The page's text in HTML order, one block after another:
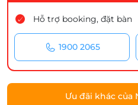
Hỗ trợ booking, đặt bàn
1900 2065
Ưu đãi khác của